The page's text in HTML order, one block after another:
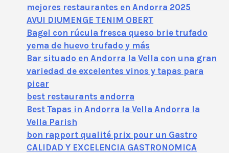
mejores restaurantes en Andorra 2025
AVUI DIUMENGE TENIM OBERT
Bagel con rúcula fresca queso brie trufado
yema de huevo trufado y más
Bar situado en Andorra la Vella con una gran
variedad de excelentes vinos y tapas para
picar
best restaurants andorra
Best Tapas in Andorra la Vella Andorra la
Vella Parish
bon rapport qualité prix pour un Gastro
CALIDAD Y EXCELENCIA GASTRONOMICA